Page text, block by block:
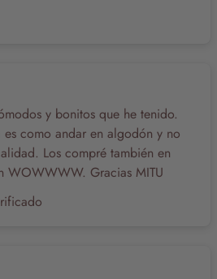
y bonitos que he tenido.
es como andar en algodón y no
Los compré también en
WOWWWW. Gracias MITU